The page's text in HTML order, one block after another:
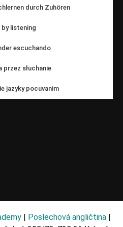
durch Zuhören
by listening
escuchando
przez słuchanie
jazyky pocuvanim
| Poslechová angličtina|